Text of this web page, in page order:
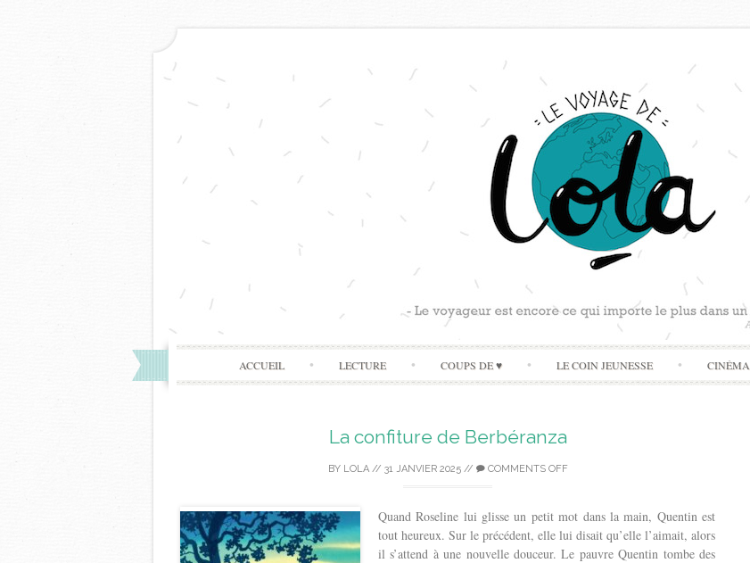
Skip
to
ACCUEIL LECTURE COUPS DE ♥ LE COIN JEUNESSE CINÉMA
La confiture de Berbéranza
BY LOLA// 31 JANVIER 2025// COMMENTS OFF
Quand Roseline lui glisse un petit mot dans la main, Quentin est
tout heureux. Sur le précédent, elle lui disait qu’elle l’aimait, alors
il s’attend à une nouvelle douceur. Le pauvre Quentin tombe des